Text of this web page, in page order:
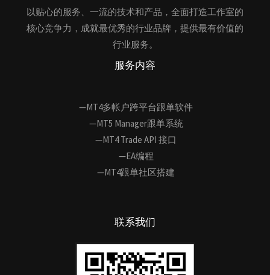
以贴心的服务、一流的技术和产品，全面打造工作室的
核心竞争力，成就最优秀的行业品牌，提供最有价值的
行业服务。
服务内容
—MT4多帐户跨平台跟单软件
—MT5 Manager跟单系统
—MT4 Trade API 接口
—EA编程
—MT4跟单社区搭建
联系我们